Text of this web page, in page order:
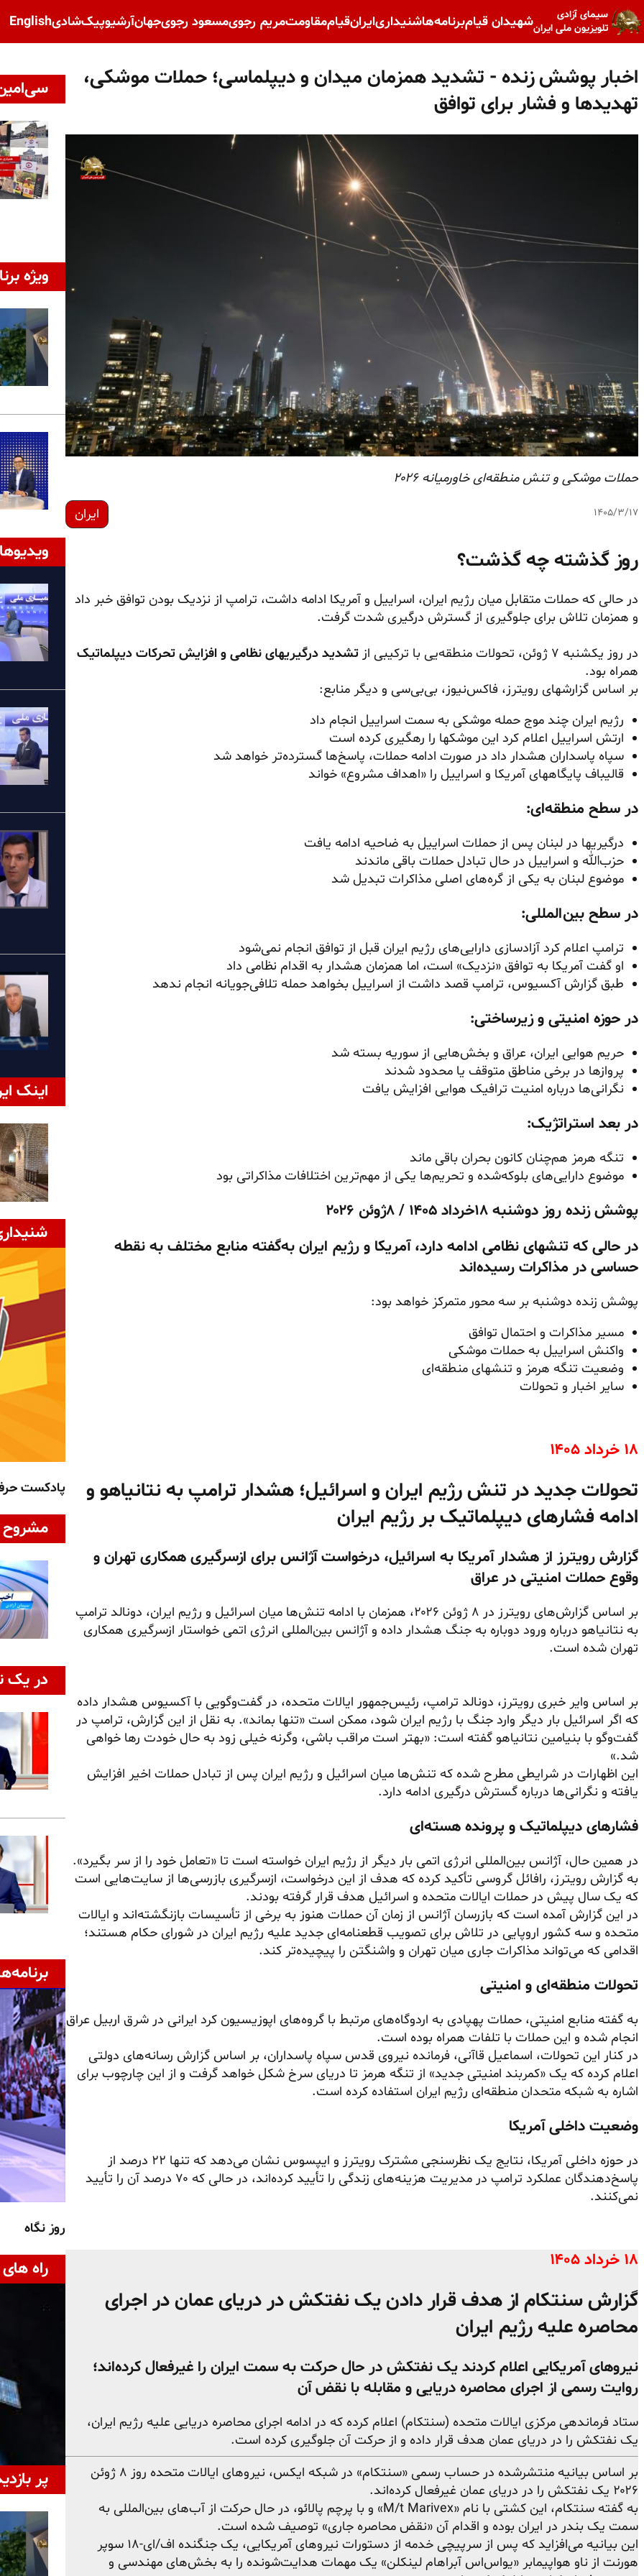
سیمای آزادی
تلویزیون ملی ایرانشهیدان قیامبرنامه‌هاشنیداریایرانقیاممقاومتمریم رجویمسعود رجویجهانآرشیوپیک‌شادیEnglish
اخبار پوشش زنده - تشدید همزمان میدان و دیپلماسی؛ حملات موشکی،
تهدیدها و فشار برای توافق
حملات موشکی و تنش منطقه‌ای خاورمیانه ۲۰۲۶
۱۴۰۵/۳/۱۷ ایران
روز گذشته چه گذشت؟
در حالی که حملات متقابل میان رژیم ایران، اسراییل و آمریکا ادامه داشت، ترامپ از نزدیک بودن توافق خبر داد
و همزمان تلاش برای جلوگیری از گسترش درگیری شدت گرفت.
در روز یکشنبه ۷ ژوئن، تحولات منطقه‌یی با ترکیبی از
تشدید درگیریهای نظامی و افزایش تحرکات دیپلماتیک
همراه بود.
بر اساس گزارشهای رویترز، فاکس‌نیوز، بی‌بی‌سی و دیگر منابع:
رژیم ایران چند موج حمله موشکی به سمت اسراییل انجام داد
ارتش اسراییل اعلام کرد این موشکها را رهگیری کرده است
سپاه پاسداران هشدار داد در صورت ادامه حملات، پاسخ‌ها گسترده‌تر خواهد شد
قالیباف پایگاههای آمریکا و اسراییل را «اهداف مشروع» خواند
در سطح منطقه‌ای:
درگیریها در لبنان پس از حملات اسراییل به ضاحیه ادامه یافت
حزب‌الله و اسراییل در حال تبادل حملات باقی ماندند
موضوع لبنان به یکی از گره‌های اصلی مذاکرات تبدیل شد
در سطح بین‌المللی:
ترامپ اعلام کرد آزادسازی دارایی‌های رژیم ایران قبل از توافق انجام نمی‌شود
او گفت آمریکا به توافق «نزدیک» است، اما همزمان هشدار به اقدام نظامی داد
طبق گزارش آکسیوس، ترامپ قصد داشت از اسراییل بخواهد حمله تلافی‌جویانه انجام ندهد
در حوزه امنیتی و زیرساختی:
حریم هوایی ایران، عراق و بخش‌هایی از سوریه بسته شد
پروازها در برخی مناطق متوقف یا محدود شدند
نگرانی‌ها درباره امنیت ترافیک هوایی افزایش یافت
در بعد استراتژیک:
تنگه هرمز هم‌چنان کانون بحران باقی ماند
موضوع دارایی‌های بلوکه‌شده و تحریم‌ها یکی از مهم‌ترین اختلافات مذاکراتی بود
پوشش زنده روز دوشنبه ۱۸خرداد ۱۴۰۵ / ۸ژوئن ۲۰۲۶
در حالی که تنشهای نظامی ادامه دارد، آمریکا و رژیم ایران به‌گفته منابع مختلف به نقطه
حساسی در مذاکرات رسیده‌اند
پوشش زنده دوشنبه بر سه محور متمرکز خواهد بود:
مسیر مذاکرات و احتمال توافق
واکنش اسراییل به حملات موشکی
وضعیت تنگه هرمز و تنشهای منطقه‌ای
سایر اخبار و تحولات
۱۸ خرداد ۱۴۰۵
تحولات جدید در تنش رژیم ایران و اسرائیل؛ هشدار ترامپ به نتانیاهو و
ادامه فشارهای دیپلماتیک بر رژیم ایران
گزارش رویترز از هشدار آمریکا به اسرائیل، درخواست آژانس برای ازسرگیری همکاری تهران و
وقوع حملات امنیتی در عراق
بر اساس گزارش‌های رویترز در ۸ ژوئن ۲۰۲۶، همزمان با ادامه تنش‌ها میان اسرائیل و رژیم ایران، دونالد ترامپ
به نتانیاهو درباره ورود دوباره به جنگ هشدار داده و آژانس بین‌المللی انرژی اتمی خواستار ازسرگیری همکاری
تهران شده است.
بر اساس وایر خبری رویترز، دونالد ترامپ، رئیس‌جمهور ایالات متحده، در گفت‌وگویی با آکسیوس هشدار داده
که اگر اسرائیل بار دیگر وارد جنگ با رژیم ایران شود، ممکن است «تنها بماند». به نقل از این گزارش، ترامپ در
گفت‌وگو با بنیامین نتانیاهو گفته است: «بهتر است مراقب باشی، وگرنه خیلی زود به حال خودت رها خواهی
شد.»
این اظهارات در شرایطی مطرح شده که تنش‌ها میان اسرائیل و رژیم ایران پس از تبادل حملات اخیر افزایش
یافته و نگرانی‌ها درباره گسترش درگیری ادامه دارد.
فشارهای دیپلماتیک و پرونده هسته‌ای
در همین حال، آژانس بین‌المللی انرژی اتمی بار دیگر از رژیم ایران خواسته است تا «تعامل خود را از سر بگیرد».
به گزارش رویترز، رافائل گروسی تأکید کرده که هدف از این درخواست، ازسرگیری بازرسی‌ها از سایت‌هایی است
که یک سال پیش در حملات ایالات متحده و اسرائیل هدف قرار گرفته بودند.
در این گزارش آمده است که بازرسان آژانس از زمان آن حملات هنوز به برخی از تأسیسات بازنگشته‌اند و ایالات
متحده و سه کشور اروپایی در تلاش برای تصویب قطعنامه‌ای جدید علیه رژیم ایران در شورای حکام هستند؛
اقدامی که می‌تواند مذاکرات جاری میان تهران و واشنگتن را پیچیده‌تر کند.
تحولات منطقه‌ای و امنیتی
به گفته منابع امنیتی، حملات پهپادی به اردوگاه‌های مرتبط با گروه‌های اپوزیسیون کرد ایرانی در شرق اربیل عراق
انجام شده و این حملات با تلفات همراه بوده است.
در کنار این تحولات، اسماعیل قاآنی، فرمانده نیروی قدس سپاه پاسداران، بر اساس گزارش رسانه‌های دولتی
اعلام کرده که یک «کمربند امنیتی جدید» از تنگه هرمز تا دریای سرخ شکل خواهد گرفت و از این چارچوب برای
اشاره به شبکه متحدان منطقه‌ای رژیم ایران استفاده کرده است.
وضعیت داخلی آمریکا
در حوزه داخلی آمریکا، نتایج یک نظرسنجی مشترک رویترز و ایپسوس نشان می‌دهد که تنها ۲۲ درصد از
پاسخ‌دهندگان عملکرد ترامپ در مدیریت هزینه‌های زندگی را تأیید کرده‌اند، در حالی که ۷۰ درصد آن را تأیید
نمی‌کنند.
۱۸ خرداد ۱۴۰۵
گزارش سنتکام از هدف قرار دادن یک نفتکش در دریای عمان در اجرای
محاصره علیه رژیم ایران
نیروهای آمریکایی اعلام کردند یک نفتکش در حال حرکت به سمت ایران را غیرفعال کرده‌اند؛
روایت رسمی از اجرای محاصره دریایی و مقابله با نقض آن
ستاد فرماندهی مرکزی ایالات متحده (سنتکام) اعلام کرده که در ادامه اجرای محاصره دریایی علیه رژیم ایران،
یک نفتکش را در دریای عمان هدف قرار داده و از حرکت آن جلوگیری کرده است.
بر اساس بیانیه منتشرشده در حساب رسمی «سنتکام» در شبکه ایکس، نیروهای ایالات متحده روز ۸ ژوئن
۲۰۲۶ یک نفتکش را در دریای عمان غیرفعال کرده‌اند.
به گفته سنتکام، این کشتی با نام «M/t Marivex» و با پرچم پالائو، در حال حرکت از آب‌های بین‌المللی به
سمت یک بندر در ایران بوده و اقدام آن «نقض محاصره جاری» توصیف شده است.
این بیانیه می‌افزاید که پس از سرپیچی خدمه از دستورات نیروهای آمریکایی، یک جنگنده اف/ای-۱۸ سوپر
هورنت از ناو هواپیمابر «یواس‌اس آبراهام لینکلن» یک مهمات هدایت‌شونده را به بخش‌های مهندسی و
ویژه
اینک
پادکست
مشروح
در یک
روز نگاه
راه
پر